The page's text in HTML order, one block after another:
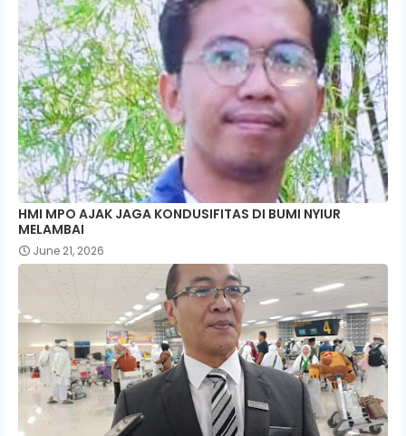
HMI MPO AJAK JAGA KONDUSIFITAS DI BUMI NYIUR
MELAMBAI
June 21, 2026